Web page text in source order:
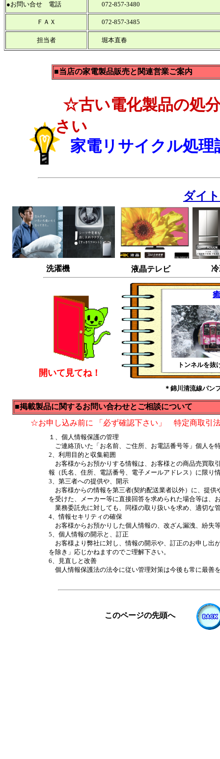
☆古い電化製品の処
さい
家電リサイクル処理
トンネルを抜
＊錦川清流線パン
■当店の家電製品販売と関連営業ご案内
■掲載製品に関するお問い合わせとご相談について
このページの先頭へ
１、個人情報保護の管理
ご連絡頂いた「お名前、ご住所、お電話番号等」個人を
2、利用目的と収集範囲
お客様からお預かりする情報は、お客様との商品売買
報（氏名、住所、電話番号、電子メールアドレス）に限り
3、第三者への提供や、開示
お客様からの情報を第三者(契約配送業者以外）に、提
を受けた、メーカー等に直接回答を求められた場合等は、
業務委託先に対しても、同様の取り扱いを求め、適切な
4、情報セキリティの確保
お客様からお預かりした個人情報の、改ざん漏洩、紛失
5、個人情報の開示と、訂正
お客様より弊社に対し、情報の開示や、訂正のお申し出
を除き」応じかねますのでご理解下さい。
6、見直しと改善
個人情報保護法の法令に従い管理対策は今後も常に最善
☆お申し込み前に 「 必ず確認下さい」 特定商取引
ダイ
●お問い合せ 電話 072-857-3480
ＦＡＸ 072-857-3485
担当者 堀本直春
開いて見てね！
液晶テレビ
洗濯機